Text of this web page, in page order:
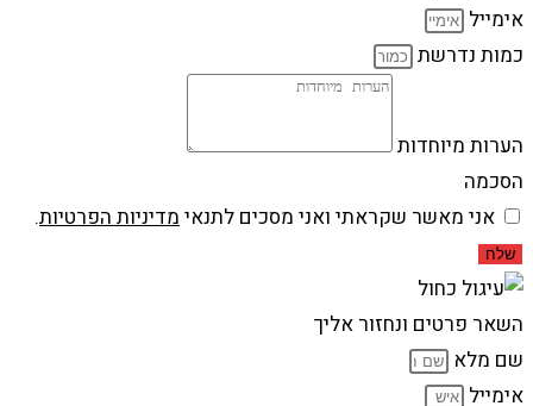
אימייל
כמות נדרשת
הערות מיוחדות
הסכמה
אני מאשר שקראתי ואני מסכים לתנאי מדיניות הפרטיות.
שלח
השאר פרטים ונחזור אליך
שם מלא
אימייל